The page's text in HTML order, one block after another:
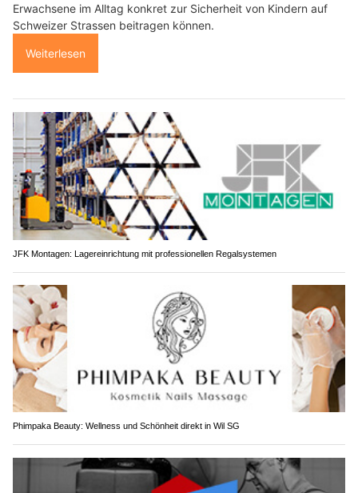
Erwachsene im Alltag konkret zur Sicherheit von Kindern auf
Schweizer Strassen beitragen können.
Weiterlesen
JFK Montagen: Lagereinrichtung mit professionellen Regalsystemen
Phimpaka Beauty: Wellness und Schönheit direkt in Wil SG